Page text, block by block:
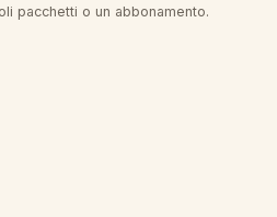
pacchetti o un abbonamento.